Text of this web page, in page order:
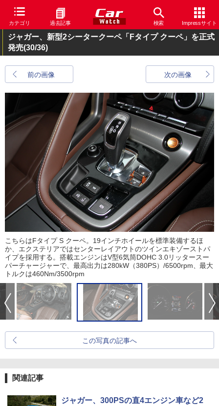
カテゴリ 過去記事 検索 Impressサイト
ジャガー、新型2シータークーペ「Fタイプ クーペ」を正式
発売(30/36)
前の画像 次の画像
こちらはFタイプ S クーペ。19インチホイールを標準装備するほ
か、エクステリアではセンターレイアウトのツインエキゾーストパ
イプを採用する。搭載エンジンはV型6気筒DOHC 3.0リッタースー
パーチャージャーで、最高出力は280kW（380PS）/6500rpm、最大
トルクは460Nm/3500rpm
この写真の記事へ
関連記事
ジャガー、300PSの直4エンジン車など2